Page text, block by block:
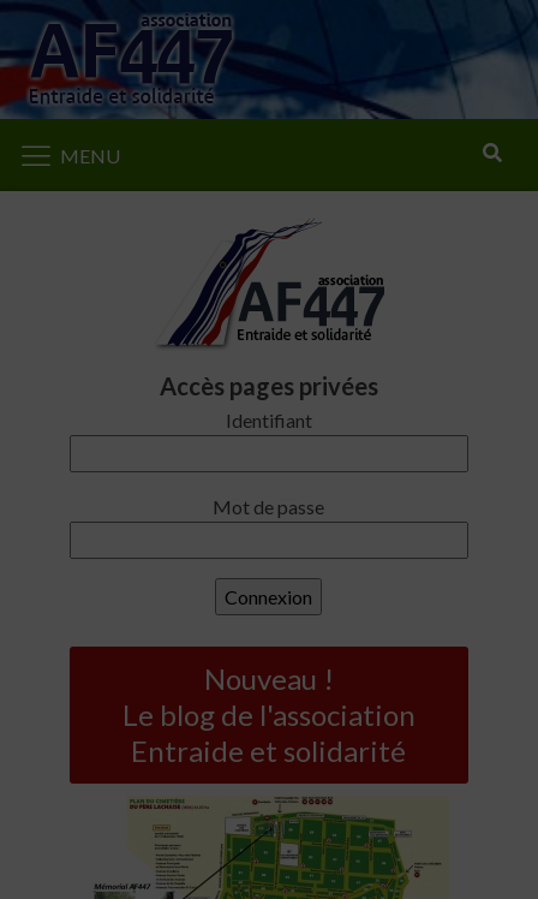
MENU
Accès pages privées
Identifiant
Mot de passe
Nouveau !
Le blog de l'association
Entraide et solidarité